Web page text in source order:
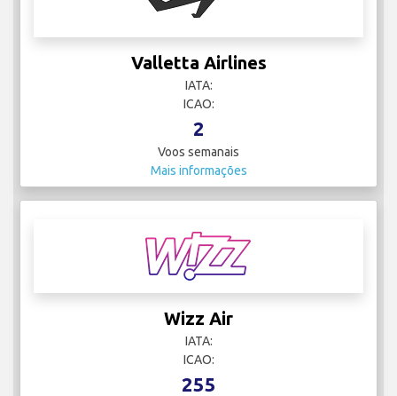
Valletta Airlines
IATA:
ICAO:
2
Voos semanais
Mais informações
Wizz Air
IATA:
ICAO:
255